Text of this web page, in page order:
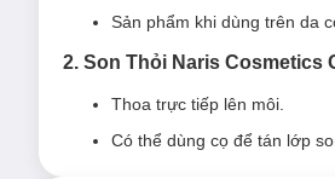
Son Thỏi Giàu Ẩm Naris
Sản phẩm khi dùng trên da
2. Son Thỏi Naris Cosmetics
Thoa trực tiếp lên môi.
Có thể dùng cọ để tán lớp